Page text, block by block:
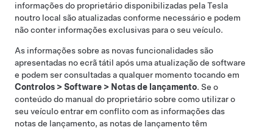
informações do proprietário disponibilizadas pela Tesla
noutro local são atualizadas conforme necessário e podem
não conter informações exclusivas para o seu veículo.
As informações sobre as novas funcionalidades são
apresentadas no ecrã tátil após uma atualização de software
e podem ser consultadas a qualquer momento tocando em
Controlos > Software > Notas de lançamento. Se o
conteúdo do manual do proprietário sobre como utilizar o
seu veículo entrar em conflito com as informações das
notas de lançamento, as notas de lançamento têm